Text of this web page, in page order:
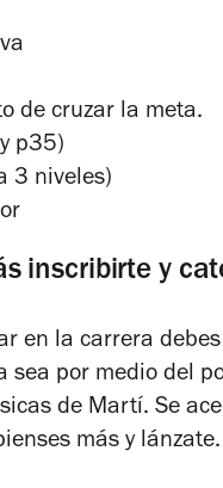
de cruzar la meta.
p35)
3 niveles)
inscribirte y
en la carrera
sea por medio del
de Martí. Se
más y lánzate.